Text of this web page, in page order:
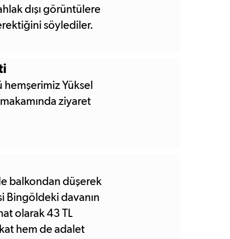
dışı görüntülere
söylediler.
Yüksel
makamında ziyaret
balkondan düşerek
Bingöldeki davanın
olarak 43 TL
hem de adalet